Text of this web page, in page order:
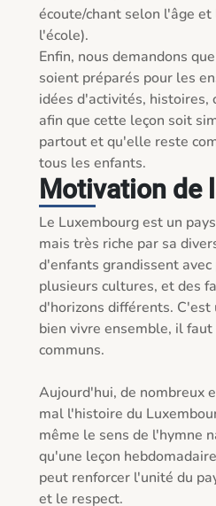
écoute/chant selon l'âge
l'école).
Enfin, nous demandons
soient préparés pour les
idées d'activités, histoires,
afin que cette leçon soit
partout et qu'elle reste
tous les enfants.
Motivation de
Le Luxembourg est un
mais très riche par sa
d'enfants grandissent
plusieurs cultures, et des
d'horizons différents. C'est
bien vivre ensemble, il
communs.
Aujourd'hui, de nombreux
mal l'histoire du
même le sens de l'hymne
qu'une leçon
peut renforcer l'unité du
et le respect.